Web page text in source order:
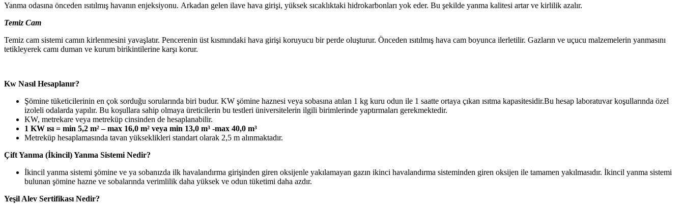
Yanma odasına önceden ısıtılmış havanın enjeksiyonu. Arkadan gelen ilave hava girişi, yüksek sıcaklıktaki hidrokarbonları yok eder. Bu şekilde yanma kalitesi artar ve kirlilik azalır.
Temiz Cam
Temiz cam sistemi camın kirlenmesini yavaşlatır. Pencerenin üst kısmındaki hava girişi koruyucu bir perde oluşturur. Önceden ısıtılmış hava cam boyunca ilerletilir. Gazların ve uçucu malzemelerin yanmasını
tetikleyerek camı duman ve kurum birikintilerine karşı korur.
Kw Nasıl Hesaplanır?
Şömine tüketicilerinin en çok sorduğu sorularında biri budur. KW şömine haznesi veya sobasına atılan 1 kg kuru odun ile 1 saatte ortaya çıkan ısıtma kapasitesidir.Bu hesap laboratuvar koşullarında özel
izoleli odalarda yapılır. Bu koşullara sahip olmaya üreticilerin bu testleri üniversitelerin ilgili birimlerinde yaptırmaları gerekmektedir.
KW, metrekare veya metreküp cinsinden de hesaplanabilir.
1 KW ısı = min 5,2 m² – max 16,0 m² veya min 13,0 m³ -max 40,0 m³
Metreküp hesaplamasında tavan yükseklikleri standart olarak 2,5 m alınmaktadır.
Çift Yanma (İkincil) Yanma Sistemi Nedir?
İkincil yanma sistemi şömine ve ya sobanızda ilk havalandırma girişinden giren oksijenle yakılamayan gazın ikinci havalandırma sisteminden giren oksijen ile tamamen yakılmasıdır. İkincil yanma sistemi
bulunan şömine hazne ve sobalarında verimlilik daha yüksek ve odun tüketimi daha azdır.
Yeşil Alev Sertifikası Nedir?